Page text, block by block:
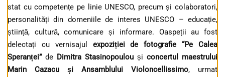
stat cu competențe pe linie UNESCO, precum și colaboratori,
personalități din domeniile de interes UNESCO – educație,
știință, cultură, comunicare și informare. Oaspeții au fost
delectați cu vernisajul expoziției de fotografie “Pe Calea
Speranței”de Dimitra Stasinopoulou și concertul maestrului
Marin Cazacu și Ansamblului Violoncellissimo, urmat